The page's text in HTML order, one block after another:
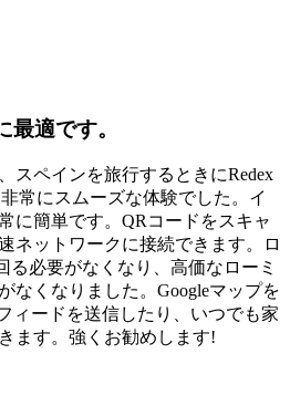
適です。
スペインを旅行するときにRedex
常にスムーズな体験でした。イ
に簡単です。QRコードをスキャ
ネットワークに接続できます。ロ
る必要がなくなり、高価なローミ
なくなりました。Googleマップを
ィードを送信したり、いつでも家
ます。強くお勧めします!